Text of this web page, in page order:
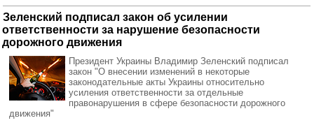
Зеленский подписал закон об усилении
ответственности за нарушение безопасности
дорожного движения
Президент Украины Владимир Зеленский подписал
закон "О внесении изменений в некоторые
законодательные акты Украины относительно
усиления ответственности за отдельные
правонарушения в сфере безопасности дорожного
движения"